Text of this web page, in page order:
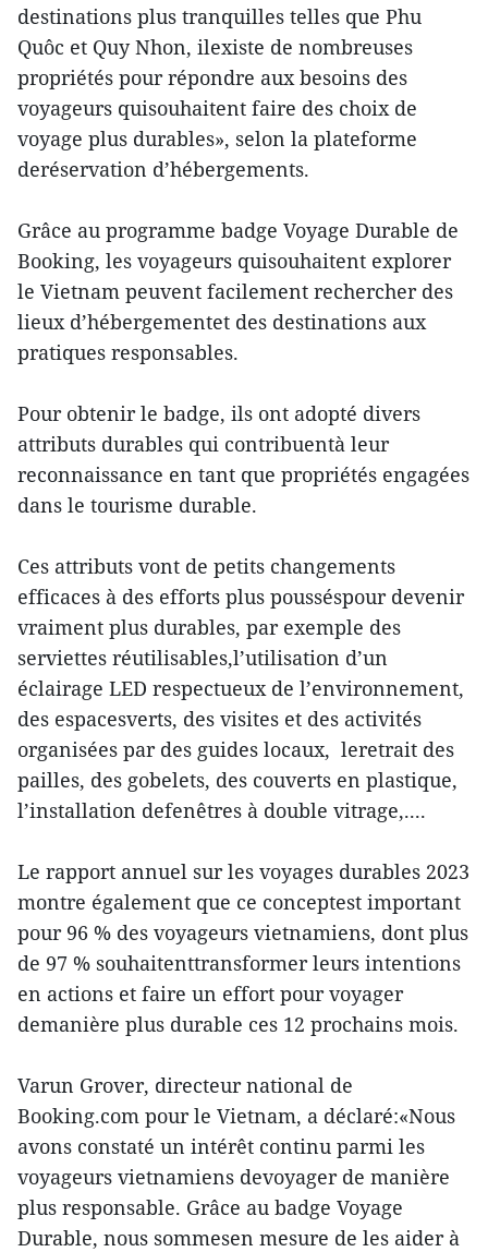
destinations plus tranquilles telles que Phu
Quôc et Quy Nhon, ilexiste de nombreuses
propriétés pour répondre aux besoins des
voyageurs quisouhaitent faire des choix de
voyage plus durables», selon la plateforme
deréservation d’hébergements.
Grâce au programme badge Voyage Durable de
Booking, les voyageurs quisouhaitent explorer
le Vietnam peuvent facilement rechercher des
lieux d’hébergementet des destinations aux
pratiques responsables.
Pour obtenir le badge, ils ont adopté divers
attributs durables qui contribuentà leur
reconnaissance en tant que propriétés engagées
dans le tourisme durable.
Ces attributs vont de petits changements
efficaces à des efforts plus pousséspour devenir
vraiment plus durables, par exemple des
serviettes réutilisables,l’utilisation d’un
éclairage LED respectueux de l’environnement,
des espacesverts, des visites et des activités
organisées par des guides locaux, leretrait des
pailles, des gobelets, des couverts en plastique,
l’installation defenêtres à double vitrage,....
Le rapport annuel sur les voyages durables 2023
montre également que ce conceptest important
pour 96 % des voyageurs vietnamiens, dont plus
de 97 % souhaitenttransformer leurs intentions
en actions et faire un effort pour voyager
demanière plus durable ces 12 prochains mois.
Varun Grover, directeur national de
Booking.com pour le Vietnam, a déclaré:«Nous
avons constaté un intérêt continu parmi les
voyageurs vietnamiens devoyager de manière
plus responsable. Grâce au badge Voyage
Durable, nous sommesen mesure de les aider à